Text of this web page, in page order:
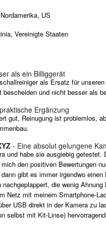
US
Vereinigte Staaten
als ein Billiggerät
als Ersatz für
und nicht besser als
Ergänzung
gut, Reinugung ist problemlos,
- Eine absolut gelungene
und habe sie ausgiebig
den positiven Bewertungen
gibt es immer irgendwo
nachgeplappert, die wenig
Netz mit meinem Smartphone-
USB direkt in der Kamera zu
selbst mit Kit-Linse)